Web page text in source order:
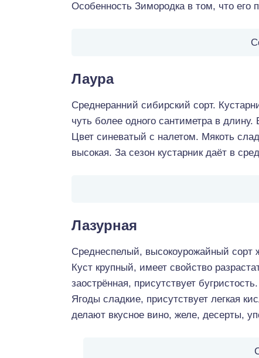
Особенность Зимородка в том, что
Лаура
Среднеранний сибирский сорт.
чуть более одного сантиметра в
Цвет синеватый с налетом. Мякоть
высокая. За сезон кустарник даёт в
Лазурная
Среднеспелый, высокоурожайный
Куст крупный, имеет свойство
заострённая, присутствует
Ягоды сладкие, присутствует легкая
делают вкусное вино, желе, десерты,